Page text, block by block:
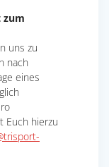
uns zu
nach
eines
Euch hierzu